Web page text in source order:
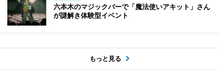
六本木のマジックバーで「魔法使いアキット」さん
が謎解き体験型イベント
もっと見る